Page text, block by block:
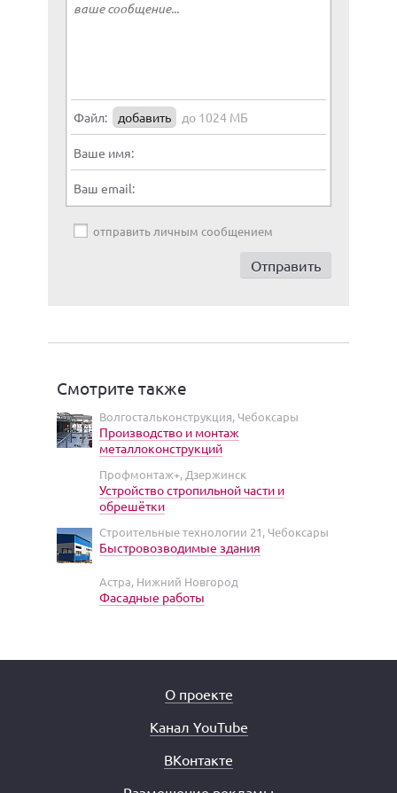
Файл: добавить до 1024 МБ
Ваше имя:
Ваш email:
отправить личным сообщением
Смотрите также
Волгостальконструкция, Чебоксары
Производство и монтаж
металлоконструкций
Профмонтаж+, Дзержинск
Устройство стропильной части и
обрешётки
Строительные технологии 21, Чебоксары
Быстровозводимые здания
Астра, Нижний Новгород
Фасадные работы
О проекте
Канал YouTube
ВКонтакте